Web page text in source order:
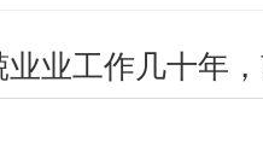
业业工作几十年